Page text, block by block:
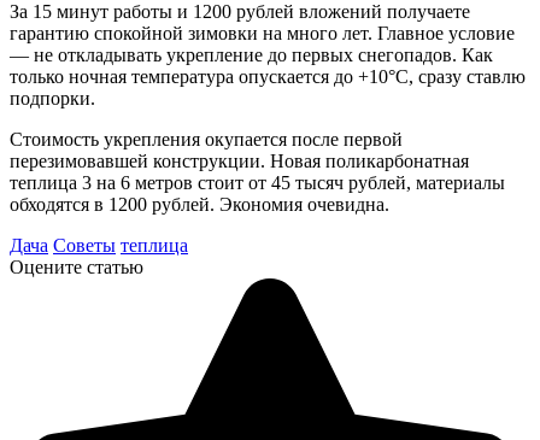
За 15 минут работы и 1200 рублей вложений получаете
гарантию спокойной зимовки на много лет. Главное условие
— не откладывать укрепление до первых снегопадов. Как
только ночная температура опускается до +10°C, сразу ставлю
подпорки.
Стоимость укрепления окупается после первой
перезимовавшей конструкции. Новая поликарбонатная
теплица 3 на 6 метров стоит от 45 тысяч рублей, материалы
обходятся в 1200 рублей. Экономия очевидна.
Дача Советы теплица
Оцените статью